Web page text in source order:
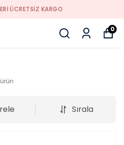
ÜCRETSIZ KARGO
0
ürün
Sırala